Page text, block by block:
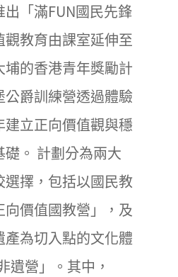
出「滿FUN國民先鋒
教育由課室延伸至
的香港青年獎勵計
爵訓練營透過體驗
立正向價值觀與穩
。 計劃分為兩大
擇，包括以國民教
價值國教營」，及
為切入點的文化體
遺營」。其中，